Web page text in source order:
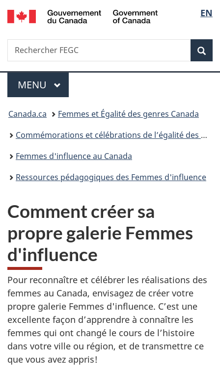
Passer
au
Passer
à
du
Passer
à
simplifiée
de
la
EN
Recherche
Rechercher
FEGC
Menu
MENU PRINCIPAL
Vous
êtes
ici :
Canada.ca
Femmes et Égalité des genres Canada
Commémorations et célébrations de l’égalité des genres
Femmes d'influence au Canada
Ressources pédagogiques des Femmes d'influence
Comment créer sa
propre galerie Femmes
d'influence
Pour reconnaître et célébrer les réalisations des
femmes au Canada, envisagez de créer votre
propre galerie Femmes d'influence. C’est une
excellente façon d’apprendre à connaître les
femmes qui ont changé le cours de l’histoire
dans votre ville ou région, et de transmettre ce
que vous avez appris!